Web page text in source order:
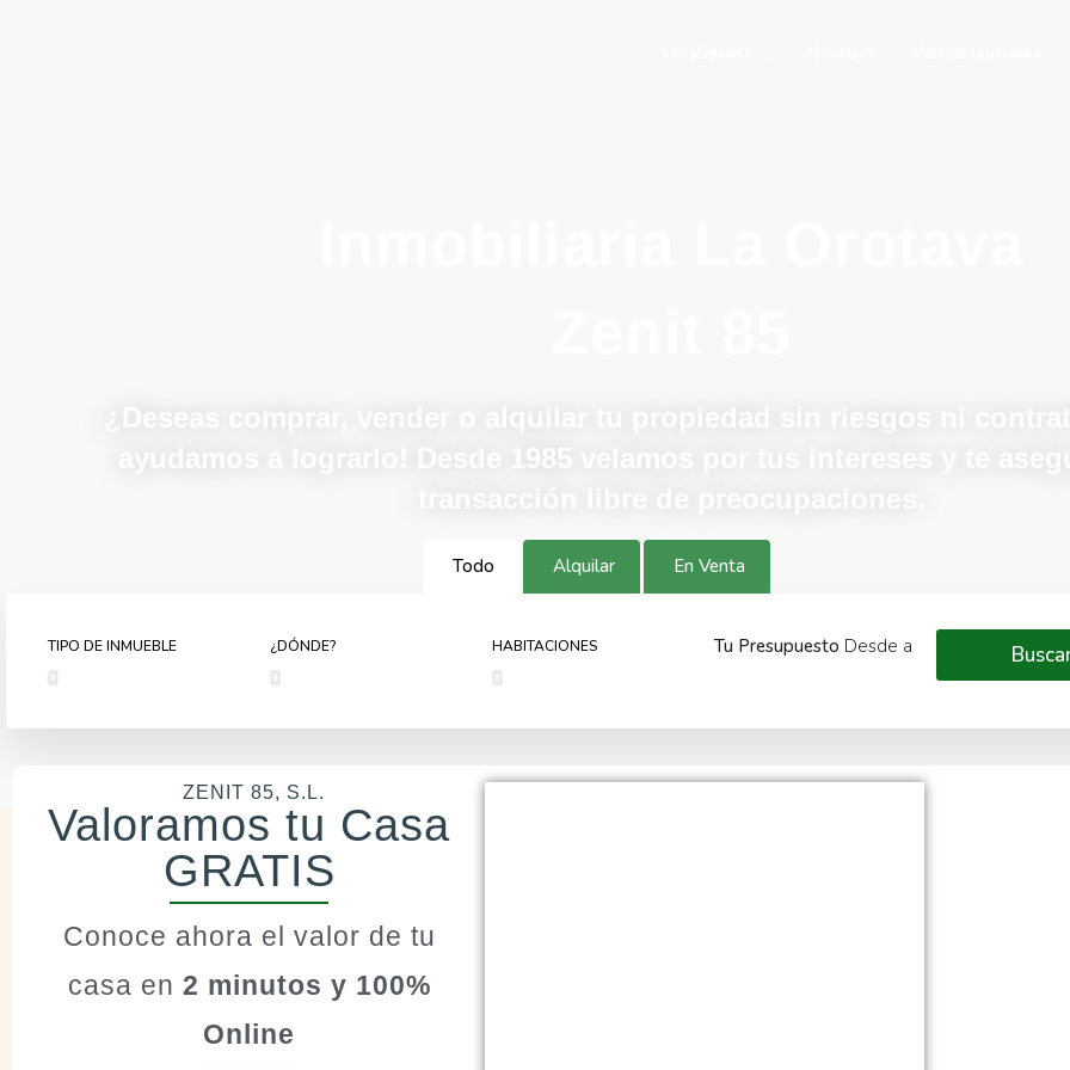
ayudamos a lograrlo! Desde 1985 velamos por tus intereses y te
Todo Alquilar En Venta
TIPO DE INMUEBLE ¿DÓNDE? HABITACIONES Tu Presupuesto Desde a
ZENIT 85, S.L.
Valoramos tu Casa
GRATIS
Conoce ahora el valor de tu
casa en 2 minutos y 100%
Online